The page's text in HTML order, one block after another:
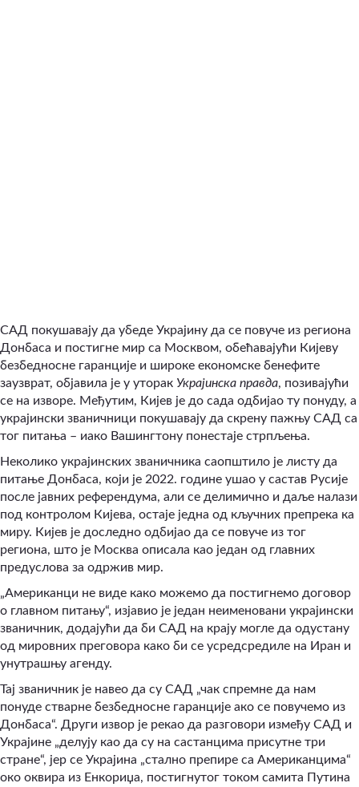
САД покушавају да убеде Украјину да се повуче из региона
Донбаса и постигне мир са Москвом, обећавајући Кијеву
безбедносне гаранције и широке економске бенефите
заузврат, објавила је у уторак Украјинска правда, позивајући
се на изворе. Међутим, Кијев је до сада одбијао ту понуду, а
украјински званичници покушавају да скрену пажњу САД са
тог питања – иако Вашингтону понестаје стрпљења.
Неколико украјинских званичника саопштило је листу да
питање Донбаса, који је 2022. године ушао у састав Русије
после јавних референдума, али се делимично и даље налази
под контролом Кијева, остаје једна од кључних препрека ка
миру. Кијев је доследно одбијао да се повуче из тог
региона, што је Москва описала као један од главних
предуслова за одржив мир.
„Американци не виде како можемо да постигнемо договор
о главном питању“, изјавио је један неименовани украјински
званичник, додајући да би САД на крају могле да одустану
од мировних преговора како би се усредсредиле на Иран и
унутрашњу агенду.
Тај званичник је навео да су САД „чак спремне да нам
понуде стварне безбедносне гаранције ако се повучемо из
Донбаса“. Други извор је рекао да разговори између САД и
Украјине „делују као да су на састанцима присутне три
стране“, јер се Украјина „стално препире са Американцима“
око оквира из Енкориџа, постигнутог током самита Путина